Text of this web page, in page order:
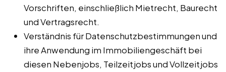
Vorschriften, einschließlich Mietrecht, Baurecht
und Vertragsrecht.
Verständnis für Datenschutzbestimmungen und
ihre Anwendung im Immobiliengeschäft bei
diesen Nebenjobs, Teilzeitjobs und Vollzeitjobs